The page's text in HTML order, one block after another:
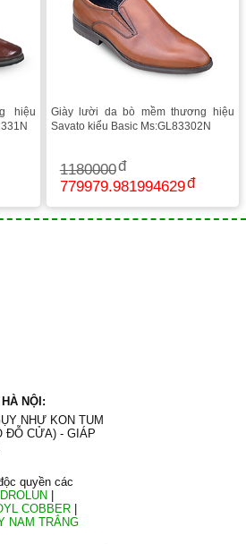
hiệu
Giày lười da bò mềm thương hiệu
Savato kiểu Basic Ms:GL83302N
1180000
779979.981994629
NỘI:
NHƯ KON TUM
ĐỖ CỬA) - GIÁP
quyền các
|
COBBER |
NAM TRẮNG